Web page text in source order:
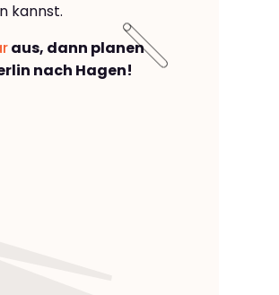
kannst.
aus, dann planen
nach Hagen!